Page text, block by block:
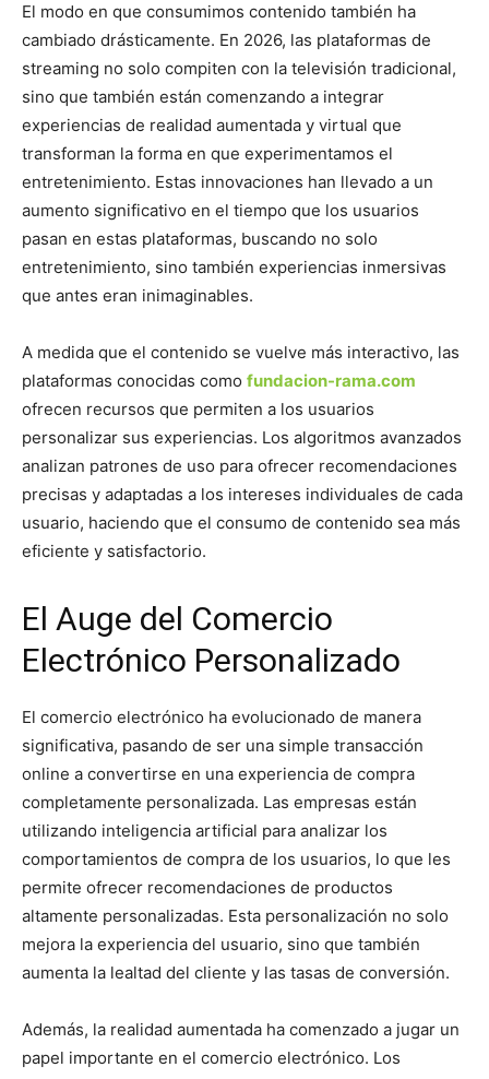
El modo en que consumimos contenido también ha
cambiado drásticamente. En 2026, las plataformas de
streaming no solo compiten con la televisión tradicional,
sino que también están comenzando a integrar
experiencias de realidad aumentada y virtual que
transforman la forma en que experimentamos el
entretenimiento. Estas innovaciones han llevado a un
aumento significativo en el tiempo que los usuarios
pasan en estas plataformas, buscando no solo
entretenimiento, sino también experiencias inmersivas
que antes eran inimaginables.
A medida que el contenido se vuelve más interactivo, las
plataformas conocidas como fundacion-rama.com
ofrecen recursos que permiten a los usuarios
personalizar sus experiencias. Los algoritmos avanzados
analizan patrones de uso para ofrecer recomendaciones
precisas y adaptadas a los intereses individuales de cada
usuario, haciendo que el consumo de contenido sea más
eficiente y satisfactorio.
El Auge del Comercio
Electrónico Personalizado
El comercio electrónico ha evolucionado de manera
significativa, pasando de ser una simple transacción
online a convertirse en una experiencia de compra
completamente personalizada. Las empresas están
utilizando inteligencia artificial para analizar los
comportamientos de compra de los usuarios, lo que les
permite ofrecer recomendaciones de productos
altamente personalizadas. Esta personalización no solo
mejora la experiencia del usuario, sino que también
aumenta la lealtad del cliente y las tasas de conversión.
Además, la realidad aumentada ha comenzado a jugar un
papel importante en el comercio electrónico. Los